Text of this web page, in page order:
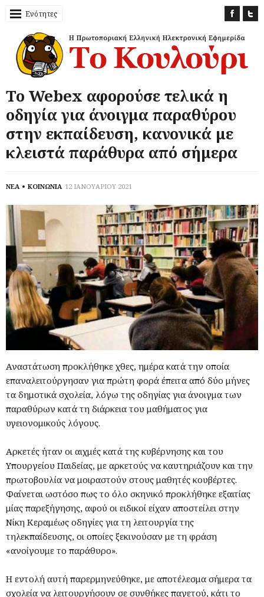
Ενότητες
Το Webex αφορούσε τελικά η
οδηγία για άνοιγμα παραθύρου
στην εκπαίδευση, κανονικά με
κλειστά παράθυρα από σήμερα
ΝΕΑ ΚΟΙΝΩΝΙΑ 12 ΙΑΝΟΥΑΡΙΟΥ 2021
Αναστάτωση προκλήθηκε χθες, ημέρα κατά την οποία
επαναλειτούργησαν για πρώτη φορά έπειτα από δύο μήνες
τα δημοτικά σχολεία, λόγω της οδηγίας για άνοιγμα των
παραθύρων κατά τη διάρκεια του μαθήματος για
υγειονομικούς λόγους.
Αρκετές ήταν οι αιχμές κατά της κυβέρνησης και του
Υπουργείου Παιδείας, με αρκετούς να καυτηριάζουν και την
πρωτοβουλία να μοιραστούν στους μαθητές κουβέρτες.
Φαίνεται ωστόσο πως το όλο σκηνικό προκλήθηκε εξαιτίας
μίας παρεξήγησης, αφού οι ειδικοί είχαν αποστείλει στην
Νίκη Κεραμέως οδηγίες για τη λειτουργία της
τηλεκπαίδευσης, οι οποίες ξεκινούσαν με τη φράση
«ανοίγουμε το παράθυρο».
Η εντολή αυτή παρερμηνεύθηκε, με αποτέλεσμα σήμερα τα
σχολεία να λειτουργήσουν σε συνθήκες παγετού, κάτι το